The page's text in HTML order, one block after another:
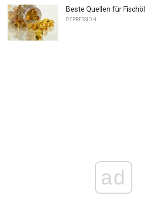
Beste Quellen für Fischöl
DEPRESSION
ad